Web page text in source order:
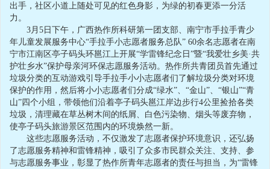
出手，社区小道上随处可见的红色身影，为绿的初春更添一分活
力。
3月5日下午，广西热作所科研第一团支部、南宁市手拉手青少
年儿童发展服务中心“手拉手小志愿者服务总队” 60余名志愿者在南
宁市江南区亭子码头环邕江上开展“学雷锋纪念日”暨“我爱壮乡美·共
护壮乡水”保护母亲河环保志愿服务活动。热作所共青团员首先通过
垃圾分类的互动游戏引导手拉手小小志愿者们了解垃圾分类对环境
保护的作用，然后将小小志愿者们分成“绿水”、“金山”、“银山”“青
山”四个小组，带领他们沿着亭子码头邕江岸边步行4公里捡拾各类
垃圾，清理藏在草丛树木间的纸屑、白色污染物、烟头等废弃物，
使亭子码头旅游景区范围内的环境焕然一新。
这些志愿服务活动，不仅激发了志愿者保护环境意识，还弘扬
了志愿服务精神和雷锋精神，吸引了众多市民群众关注、支持、参
与志愿服务事业，彰显了热作所青年志愿者的责任与担当，为“雷锋